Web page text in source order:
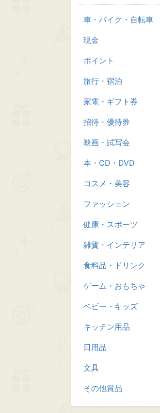
車・バイク・自転車
現金
ポイント
旅行・宿泊
家電・ギフト券
招待・優待券
映画・試写会
本・CD・DVD
コスメ・美容
ファッション
健康・スポーツ
雑貨・インテリア
食料品・ドリンク
ゲーム・おもちゃ
ベビー・キッズ
キッチン用品
日用品
文具
その他賞品